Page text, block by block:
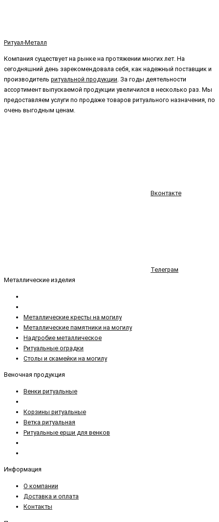
Ритуал-Металл
Компания существует на рынке на протяжении многих лет. На
сегодняшний день зарекомендовала себя, как надежный поставщик и
производитель ритуальной продукции. За годы деятельности
ассортимент выпускаемой продукции увеличился в несколько раз. Мы
предоставляем услуги по продаже товаров ритуального назначения, по
очень выгодным ценам.
Вконтакте
Телеграм
Металлические изделия
Металлические кресты на могилу
Металлические памятники на могилу
Надгробие металлическое
Ритуальные оградки
Столы и скамейки на могилу
Веночная продукция
Венки ритуальные
Корзины ритуальные
Ветка ритуальная
Ритуальные ерши для венков
Информация
О компании
Доставка и оплата
Контакты